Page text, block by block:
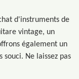
d'instruments de
vintage, un
également un
Ne laissez pas